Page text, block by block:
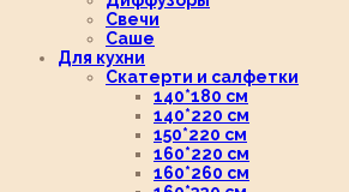
Свечи
Саше
Для кухни
Скатерти и салфетки
140*180 см
140*220 см
150*220 см
160*220 см
160*260 см